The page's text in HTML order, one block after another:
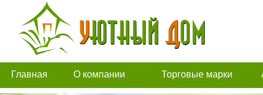
Главная О компании Торговые марки